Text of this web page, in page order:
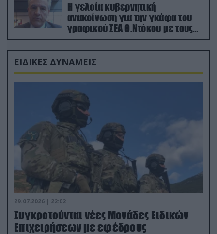
Η γελοία κυβερνητική
ανακοίνωση για την γκάφα του
γραφικού ΣΕΑ Θ.Ντόκου με τους
Ρώσους φαρσέρ
ΕΙΔΙΚΕΣ ΔΥΝΑΜΕΙΣ
29.07.2026 | 22:02
Συγκροτούνται νέες Μονάδες Ειδικών
Επιχειρήσεων με εφέδρους